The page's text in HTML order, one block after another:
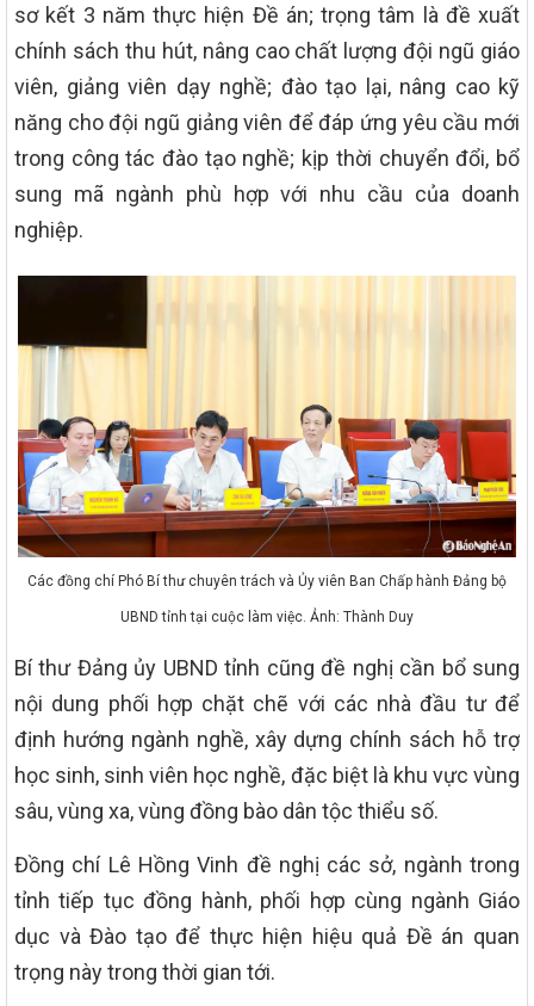
sơ kết 3 năm thực hiện Đề án; trọng tâm là đề xuất
chính sách thu hút, nâng cao chất lượng đội ngũ giáo
viên, giảng viên dạy nghề; đào tạo lại, nâng cao kỹ
năng cho đội ngũ giảng viên để đáp ứng yêu cầu mới
trong công tác đào tạo nghề; kịp thời chuyển đổi, bổ
sung mã ngành phù hợp với nhu cầu của doanh
nghiệp.
Các đồng chí Phó Bí thư chuyên trách và Ủy viên Ban Chấp hành Đảng bộ
UBND tỉnh tại cuộc làm việc. Ảnh: Thành Duy
Bí thư Đảng ủy UBND tỉnh cũng đề nghị cần bổ sung
nội dung phối hợp chặt chẽ với các nhà đầu tư để
định hướng ngành nghề, xây dựng chính sách hỗ trợ
học sinh, sinh viên học nghề, đặc biệt là khu vực vùng
sâu, vùng xa, vùng đồng bào dân tộc thiểu số.
Đồng chí Lê Hồng Vinh đề nghị các sở, ngành trong
tỉnh tiếp tục đồng hành, phối hợp cùng ngành Giáo
dục và Đào tạo để thực hiện hiệu quả Đề án quan
trọng này trong thời gian tới.